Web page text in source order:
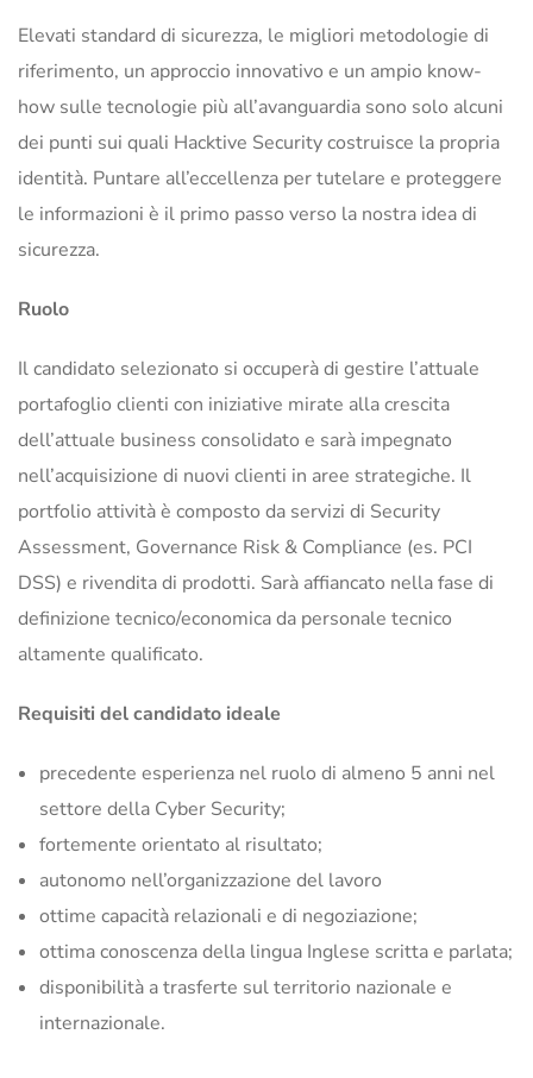
Elevati standard di sicurezza, le migliori metodologie di
riferimento, un approccio innovativo e un ampio know-
how sulle tecnologie più all’avanguardia sono solo alcuni
dei punti sui quali Hacktive Security costruisce la propria
identità. Puntare all’eccellenza per tutelare e proteggere
le informazioni è il primo passo verso la nostra idea di
sicurezza.
Ruolo
Il candidato selezionato si occuperà di gestire l’attuale
portafoglio clienti con iniziative mirate alla crescita
dell’attuale business consolidato e sarà impegnato
nell’acquisizione di nuovi clienti in aree strategiche. Il
portfolio attività è composto da servizi di Security
Assessment, Governance Risk & Compliance (es. PCI
DSS) e rivendita di prodotti. Sarà affiancato nella fase di
definizione tecnico/economica da personale tecnico
altamente qualificato.
Requisiti del candidato ideale
precedente esperienza nel ruolo di almeno 5 anni nel
settore della Cyber Security;
fortemente orientato al risultato;
autonomo nell’organizzazione del lavoro
ottime capacità relazionali e di negoziazione;
ottima conoscenza della lingua Inglese scritta e parlata;
disponibilità a trasferte sul territorio nazionale e
internazionale.